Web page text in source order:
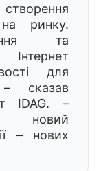
ринку.
та
для
– сказав
IDAG. –
новий
– нових